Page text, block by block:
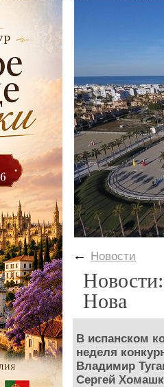
← Новости
Нова
В испанском
неделя
Владимир
Сергей